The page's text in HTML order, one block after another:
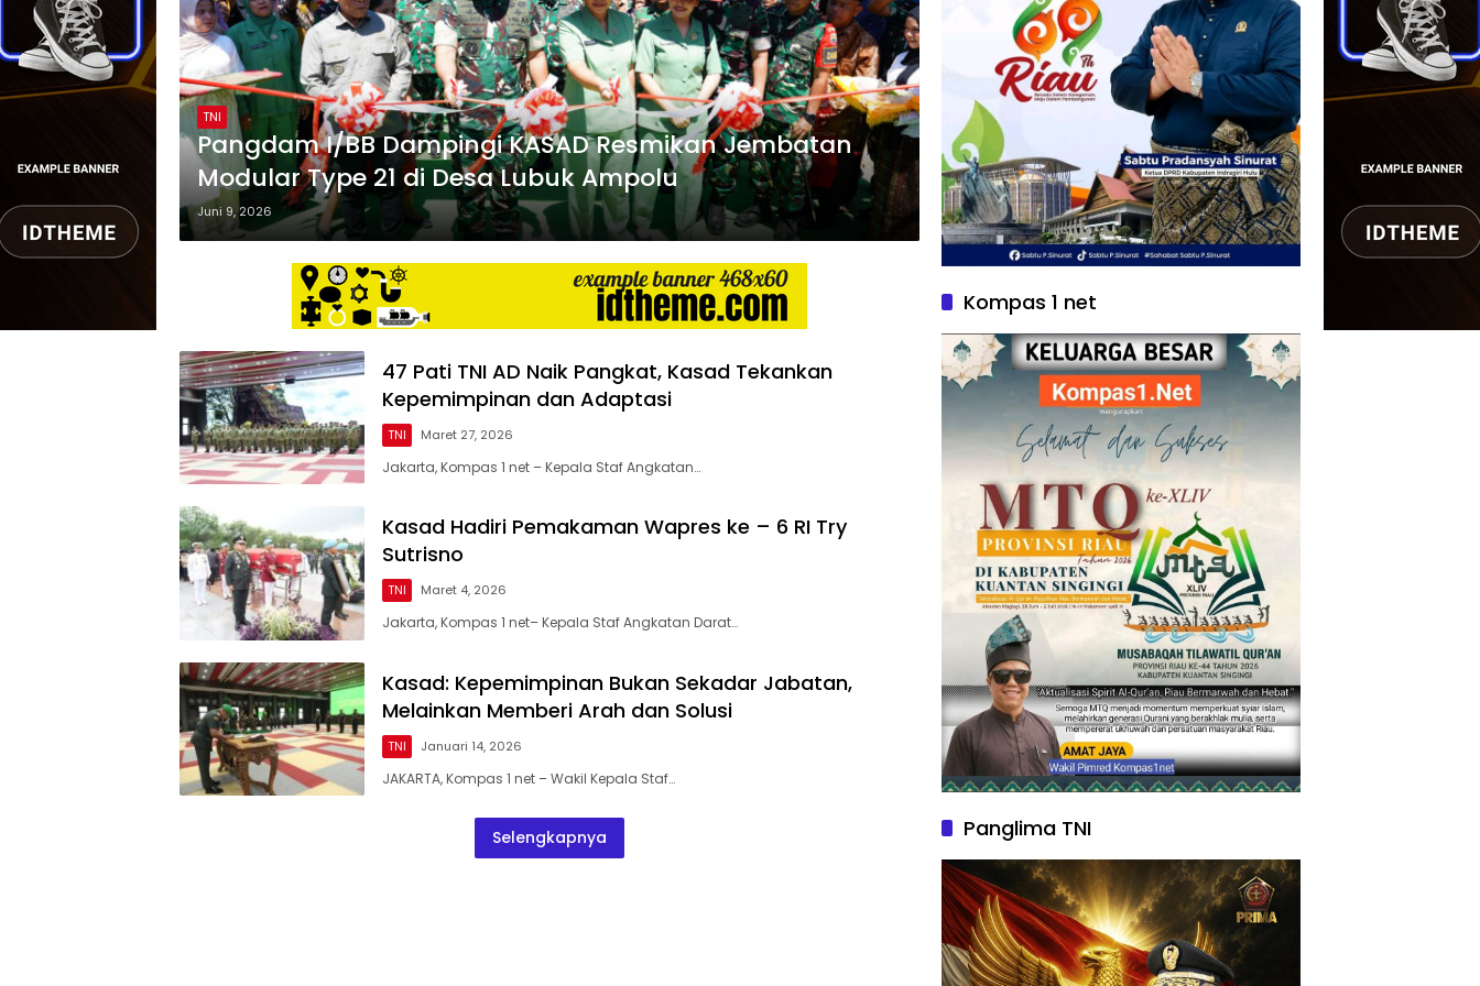
TNI
Pangdam I/BB Dampingi KASAD Resmikan Jembatan
Modular Type 21 di Desa Lubuk Ampolu
Juni 9, 2026
47 Pati TNI AD Naik Pangkat, Kasad Tekankan
Kepemimpinan dan Adaptasi
TNI Maret 27, 2026
Jakarta, Kompas 1 net – Kepala Staf Angkatan…
Kasad Hadiri Pemakaman Wapres ke – 6 RI Try
Sutrisno
TNI Maret 4, 2026
Jakarta, Kompas 1 net– Kepala Staf Angkatan Darat…
Kasad: Kepemimpinan Bukan Sekadar Jabatan,
Melainkan Memberi Arah dan Solusi
TNI Januari 14, 2026
JAKARTA, Kompas 1 net – Wakil Kepala Staf…
Selengkapnya
Kompas 1 net
Panglima TNI